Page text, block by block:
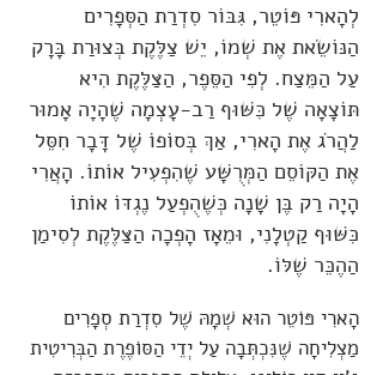
לְהָארִי פּוֹטֵר, גִּבּוֹר סִדְרַת הַסְּפָרִים
הַנּוֹשֵׂאת אֶת שְׁמוֹ, יֵשׁ צַלֶּקֶת בְּצוּרַת בָּרָק
עַל הַמֵּצַח. לְפִי הַסֵּפֶר, הַצַּלֶּקֶת הִיא
תּוֹצָאָה שֶׁל כִּשּׁוּף רַב-עָצְמָה שֶׁהָיָה אָמוּר
לַהֲרֹג אֶת הָארִי, אַךְ בְּסוֹפוֹ שֶׁל דָּבָר חִסֵּל
אֶת הַקּוֹסֵם הַמְּרֻשָּׁע שֶׁהִפְעִיל אוֹתוֹ. הָאֲרִי
הָיָה רַק בֶּן שָׁנָה כְּשֶׁהֻפְעַל נֶגְדּוֹ אוֹתוֹ
כִּשּׁוּף קַטְלָנִי, וּמֵאָז הָפְכָה הַצַּלֶּקֶת לְסִימַן
הַהֶכֵּר שֶׁלּוֹ.
הָארִי פּוֹטֵר הוּא שְׁמָהּ שֶׁל סִדְרַת סְפָרִים
מַצְלִיחָה שֶׁנִּכְתְּבָה עַל יְדֵי הַסּוֹפֶרֶת הַבְּרִיטִית